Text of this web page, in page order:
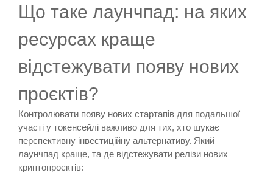
Що таке лаунчпад: на яких
ресурсах краще
відстежувати появу нових
проєктів?
Контролювати появу нових стартапів для подальшої
участі у токенсейлі важливо для тих, хто шукає
перспективну інвестиційну альтернативу. Який
лаунчпад краще, та де відстежувати релізи нових
криптопроєктів: